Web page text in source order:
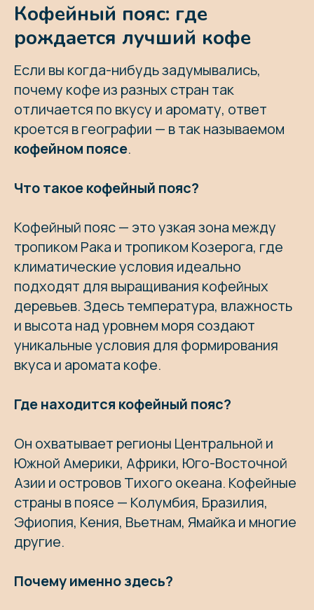
Кофейный пояс: где
рождается лучший кофе
Если вы когда-нибудь задумывались,
почему кофе из разных стран так
отличается по вкусу и аромату, ответ
кроется в географии — в так называемом
кофейном поясе.
Что такое кофейный пояс?
Кофейный пояс — это узкая зона между
тропиком Рака и тропиком Козерога, где
климатические условия идеально
подходят для выращивания кофейных
деревьев. Здесь температура, влажность
и высота над уровнем моря создают
уникальные условия для формирования
вкуса и аромата кофе.
Где находится кофейный пояс?
Он охватывает регионы Центральной и
Южной Америки, Африки, Юго-Восточной
Азии и островов Тихого океана. Кофейные
страны в поясе — Колумбия, Бразилия,
Эфиопия, Кения, Вьетнам, Ямайка и многие
другие.
Почему именно здесь?